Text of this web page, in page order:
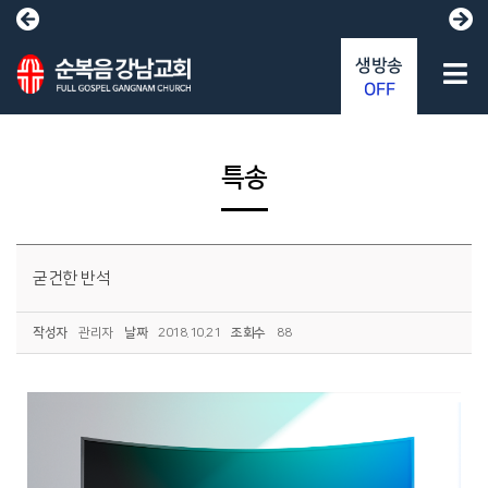
특송
굳건한 반석
작성자 관리자 날짜 2018.10.21 조회수 88
생방송
OFF